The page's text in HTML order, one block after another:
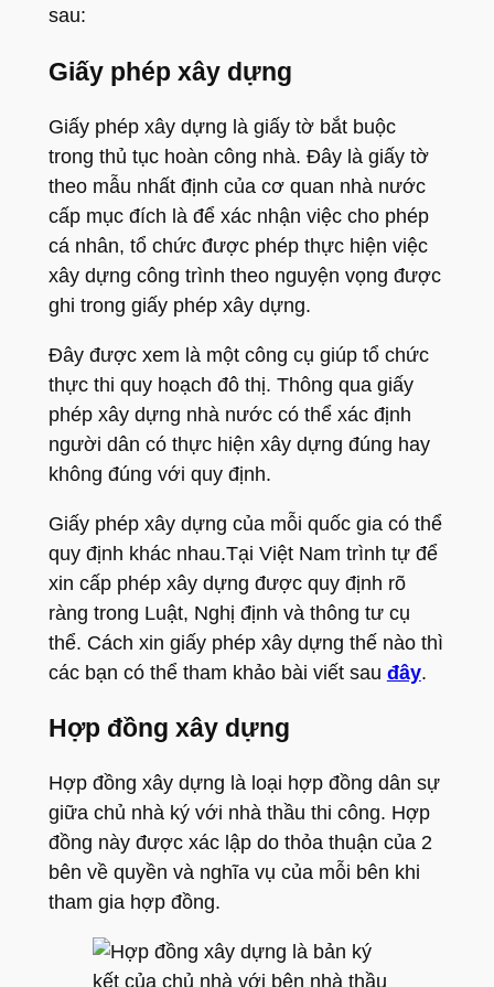
sau:
Giấy phép xây dựng
Giấy phép xây dựng là giấy tờ bắt buộc
trong thủ tục hoàn công nhà. Đây là giấy tờ
theo mẫu nhất định của cơ quan nhà nước
cấp mục đích là để xác nhận việc cho phép
cá nhân, tổ chức được phép thực hiện việc
xây dựng công trình theo nguyện vọng được
ghi trong giấy phép xây dựng.
Đây được xem là một công cụ giúp tổ chức
thực thi quy hoạch đô thị. Thông qua giấy
phép xây dựng nhà nước có thể xác định
người dân có thực hiện xây dựng đúng hay
không đúng với quy định.
Giấy phép xây dựng của mỗi quốc gia có thể
quy định khác nhau.Tại Việt Nam trình tự để
xin cấp phép xây dựng được quy định rõ
ràng trong Luật, Nghị định và thông tư cụ
thể. Cách xin giấy phép xây dựng thế nào thì
các bạn có thể tham khảo bài viết sau đây.
Hợp đồng xây dựng
Hợp đồng xây dựng là loại hợp đồng dân sự
giữa chủ nhà ký với nhà thầu thi công. Hợp
đồng này được xác lập do thỏa thuận của 2
bên về quyền và nghĩa vụ của mỗi bên khi
tham gia hợp đồng.